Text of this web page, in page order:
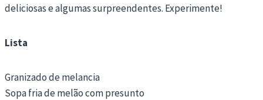
deliciosas e algumas surpreendentes. Experimente!
Lista
Granizado de melancia
Sopa fria de melão com presunto